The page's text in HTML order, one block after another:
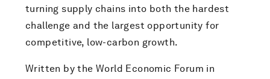
turning supply chains into both the hardest
challenge and the largest opportunity for
competitive, low-carbon growth.
Written by the World Economic Forum in